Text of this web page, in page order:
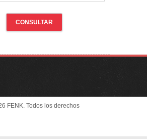
CONSULTAR
FENK. Todos los derechos